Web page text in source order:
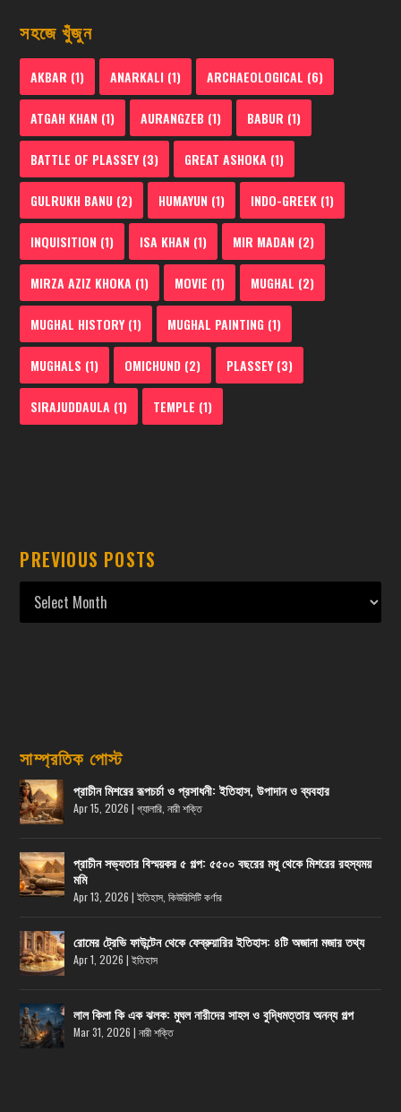
সহজে খুঁজুন
AKBAR (1) ANARKALI (1) ARCHAEOLOGICAL (6)
ATGAH KHAN (1) AURANGZEB (1) BABUR (1)
BATTLE OF PLASSEY(3) GREAT ASHOKA (1)
GULRUKH BANU (2) HUMAYUN (1) INDO-GREEK (1)
INQUISITION (1) ISA KHAN (1) MIR MADAN (2)
MIRZA AZIZ KHOKA (1) MOVIE (1) MUGHAL (2)
MUGHAL HISTORY(1) MUGHAL PAINTING (1)
MUGHALS (1) OMICHUND (2) PLASSEY(3)
SIRAJUDDAULA (1) TEMPLE (1)
PREVIOUS POSTS
সাম্প্রতিক পোস্ট
প্রাচীন মিশরের রূপচর্চা ও প্রসাধনী: ইতিহাস, উপাদান ও ব্যবহার
Apr 15, 2026 |গ্যালারি ,নারী শক্তি
প্রাচীন সভ্যতার বিস্ময়কর ৫ গল্প: ৫৫০০ বছরের মধু থেকে মিশরের রহস্যময়
মমি
Apr 13, 2026 |ইতিহাস ,কিউরিসিটি কর্ণার
রোমের ট্রেভি ফাউন্টেন থেকে ফেব্রুয়ারির ইতিহাস: ৪টি অজানা মজার তথ্য
Apr 1, 2026 |ইতিহাস
লাল কিলা কি এক ঝলক: মুঘল নারীদের সাহস ও বুদ্ধিমত্তার অনন্য গল্প
Mar 31, 2026 |নারী শক্তি